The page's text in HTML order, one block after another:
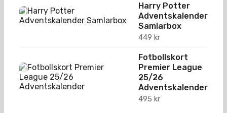
1
Harry Potter
Adventskalender
Samlarbox
449 kr
2
Fotbollskort
Premier League
25/26
Adventskalender
495 kr